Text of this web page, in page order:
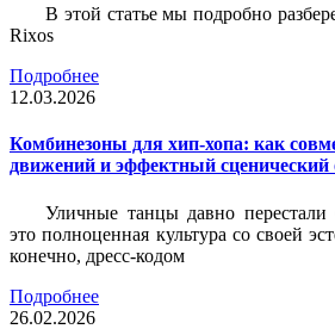
В этой статье мы подробно
Rixos
Подробнее
12.03.2026
Комбинезоны для хип-хопа: как
движений и эффектный сценический
Уличные танцы давно
это полноценная культура со своей
конечно, дресс-кодом
Подробнее
26.02.2026